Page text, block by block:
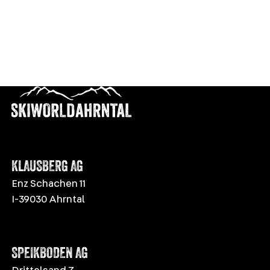
KLAUSBERG AG
Enz Schachen 11
I-39030 Ahrntal
SPEIKBODEN AG